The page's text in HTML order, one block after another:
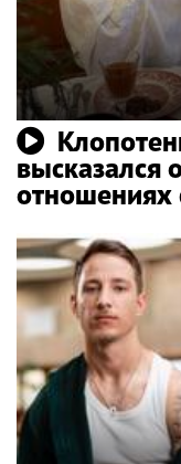
высказался
отношениях